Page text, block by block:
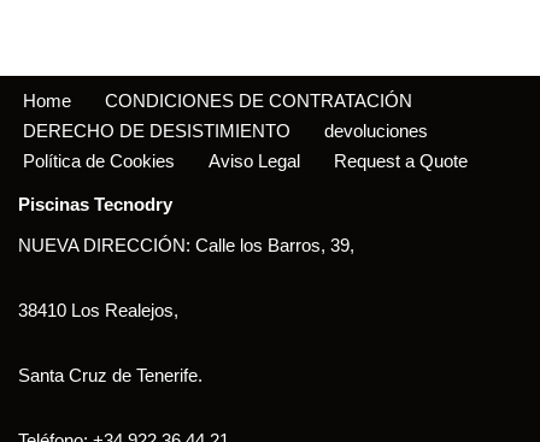
Home
CONDICIONES DE CONTRATACIÓN
DERECHO DE DESISTIMIENTO
devoluciones
Política de Cookies
Aviso Legal Request a Quote
Piscinas Tecnodry
NUEVA DIRECCIÓN: Calle los Barros, 39,
38410 Los Realejos,
Santa Cruz de Tenerife.